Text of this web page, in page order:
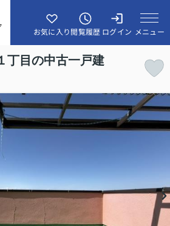
お気に入り閲覧履歴 ログイン メニュー
丁目の中古一戸建